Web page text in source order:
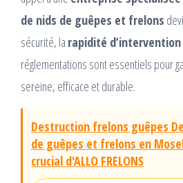
de nids de guêpes et frelons
sécurité, la rapidité d’intervention
réglementations sont essentiels pour
sereine, efficace et durable.
Destruction frelons guêpes
de guêpes et frelons en
crucial d'ALLO FRELONS